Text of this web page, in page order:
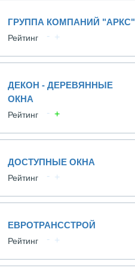
ГРУППА КОМПАНИЙ "АРКС"
Рейтинг
ДЕКОН - ДЕРЕВЯННЫЕ
ОКНА
Рейтинг
ДОСТУПНЫЕ ОКНА
Рейтинг
ЕВРОТРАНССТРОЙ
Рейтинг